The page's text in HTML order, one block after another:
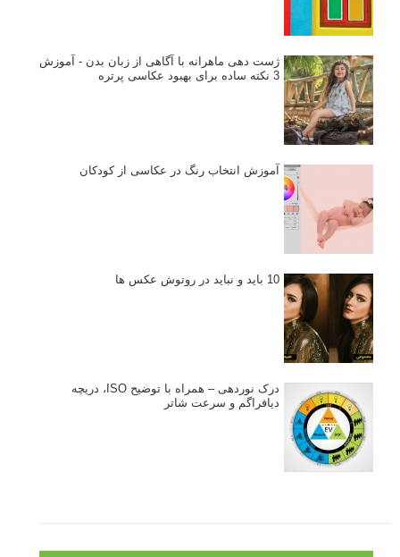
ژست دهی ماهرانه با آگاهی از زبان بدن - آموزش
3 نکته ساده برای بهبود عکاسی پرتره
آموزش انتخاب رنگ در عکاسی از کودکان
10 باید و نباید در روتوش عکس ها
درک نوردهی – همراه با توضیح ISO، دریچه
دیافراگم و سرعت شاتر